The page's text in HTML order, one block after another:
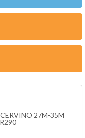
27M-35M